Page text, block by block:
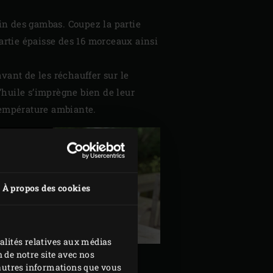
À propos des cookies
relatives aux médias
notre site avec nos
informations que vous
des gambas. Coupez la partie
épaisse des 16 morceaux ainsi
de les réchauffer sur le
s’imprègne bien de leur
ambiante.